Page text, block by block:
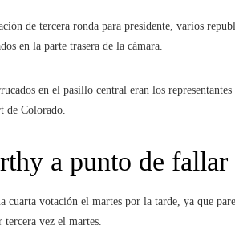
de tercera ronda para presidente, varios
en la parte trasera de la cámara.
en el pasillo central eran los
de Colorado.
a punto de fallar
cuarta votación el martes por la tarde, ya que
tercera vez el martes.